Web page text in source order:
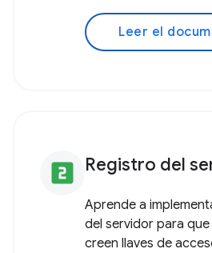
Leer el
looks_two Registro del
Aprende a
del servidor para
creen llaves de